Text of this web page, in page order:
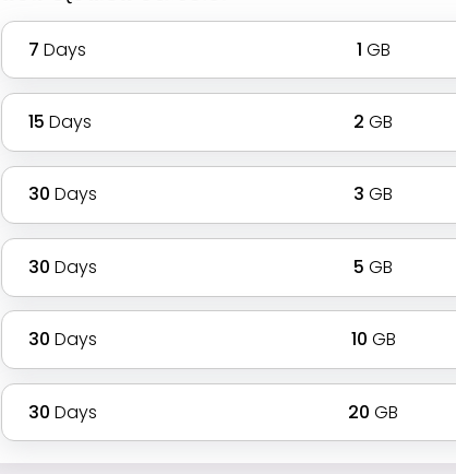
7 Days 1 GB
15 Days 2 GB
30 Days 3 GB
30 Days 5 GB
30 Days 10 GB
30 Days 20 GB